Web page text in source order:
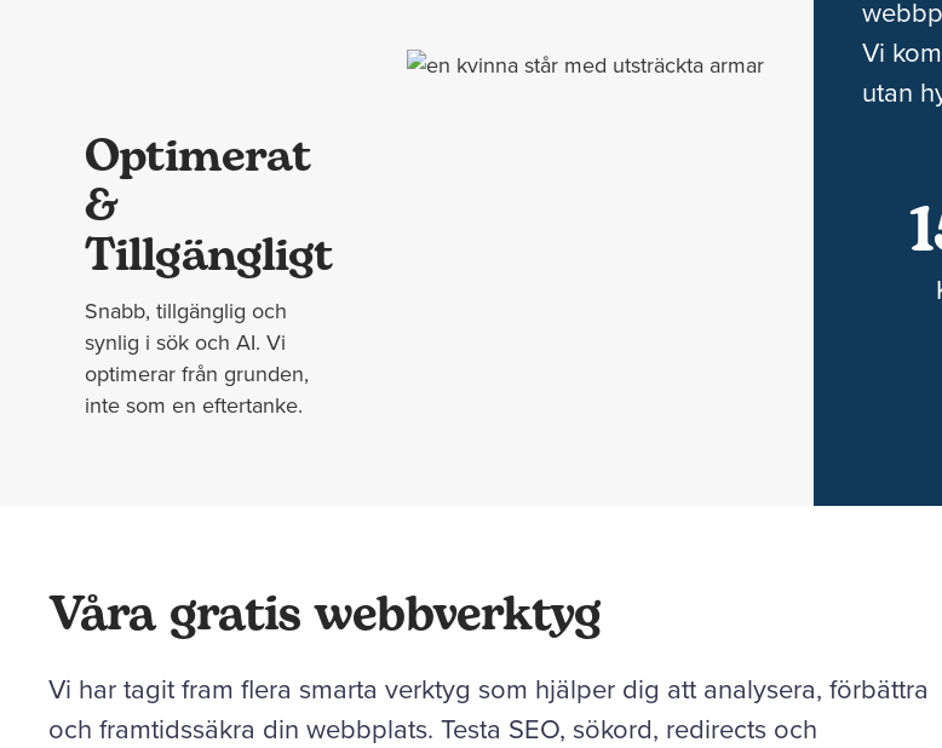
Optimerat
&
Tillgängligt
Snabb, tillgänglig och
synlig i sök och AI. Vi
optimerar från grunden,
inte som en eftertanke.
Vi
utan
Våra gratis webbverktyg
Vi har tagit fram flera smarta verktyg som hjälper dig att analysera, förbättra
och framtidssäkra din webbplats. Testa SEO, sökord, redirects och